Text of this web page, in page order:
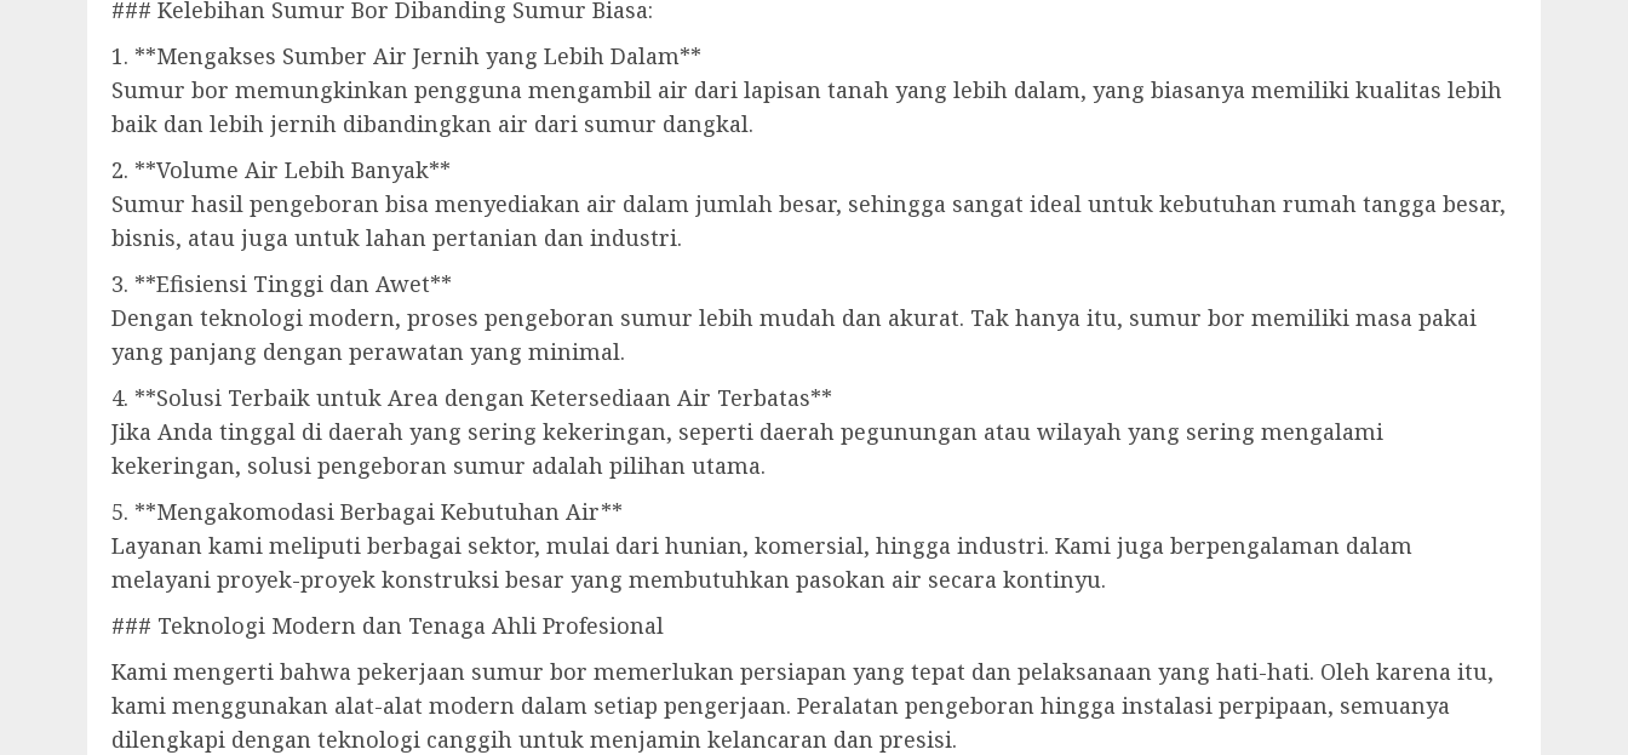
### Kelebihan Sumur Bor Dibanding Sumur Biasa:
1. **Mengakses Sumber Air Jernih yang Lebih Dalam**
Sumur bor memungkinkan pengguna mengambil air dari lapisan tanah yang lebih dalam, yang biasanya memiliki kualitas lebih
baik dan lebih jernih dibandingkan air dari sumur dangkal.
2. **Volume Air Lebih Banyak**
Sumur hasil pengeboran bisa menyediakan air dalam jumlah besar, sehingga sangat ideal untuk kebutuhan rumah tangga besar,
bisnis, atau juga untuk lahan pertanian dan industri.
3. **Efisiensi Tinggi dan Awet**
Dengan teknologi modern, proses pengeboran sumur lebih mudah dan akurat. Tak hanya itu, sumur bor memiliki masa pakai
yang panjang dengan perawatan yang minimal.
4. **Solusi Terbaik untuk Area dengan Ketersediaan Air Terbatas**
Jika Anda tinggal di daerah yang sering kekeringan, seperti daerah pegunungan atau wilayah yang sering mengalami
kekeringan, solusi pengeboran sumur adalah pilihan utama.
5. **Mengakomodasi Berbagai Kebutuhan Air**
Layanan kami meliputi berbagai sektor, mulai dari hunian, komersial, hingga industri. Kami juga berpengalaman dalam
melayani proyek-proyek konstruksi besar yang membutuhkan pasokan air secara kontinyu.
### Teknologi Modern dan Tenaga Ahli Profesional
Kami mengerti bahwa pekerjaan sumur bor memerlukan persiapan yang tepat dan pelaksanaan yang hati-hati. Oleh karena itu,
kami menggunakan alat-alat modern dalam setiap pengerjaan. Peralatan pengeboran hingga instalasi perpipaan, semuanya
dilengkapi dengan teknologi canggih untuk menjamin kelancaran dan presisi.